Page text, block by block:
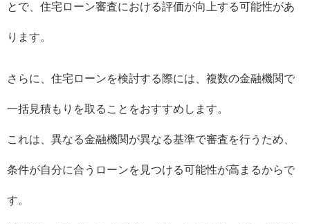
とで、住宅ローン審査における評価が向上する可能性があ
ります。
さらに、住宅ローンを検討する際には、複数の金融機関で
一括見積もりを取ることをおすすめします。
これは、異なる金融機関が異なる基準で審査を行うため、
条件が自分に合うローンを見つける可能性が高まるからで
す。